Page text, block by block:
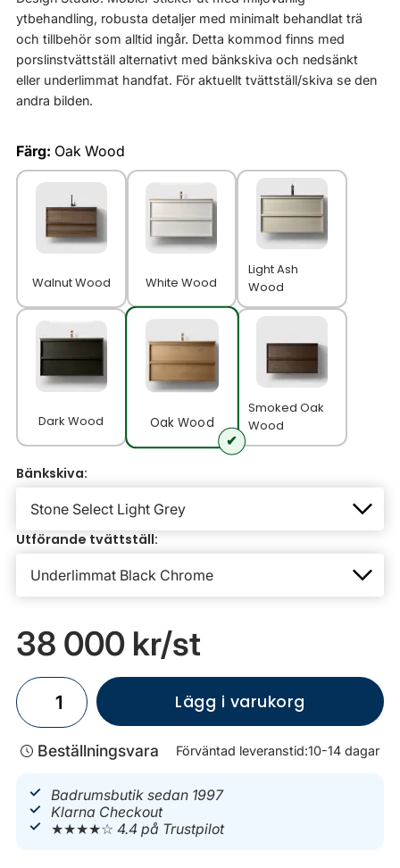
ytbehandling, robusta detaljer med minimalt behandlat trä
och tillbehör som alltid ingår. Detta kommod finns med
porslinstvättställ alternativt med bänkskiva och nedsänkt
eller underlimmat handfat. För aktuellt tvättställ/skiva se den
andra bilden.
Färg: Oak Wood
Walnut Wood White Wood
Light Ash
Wood
Dark Wood Oak Wood
Smoked Oak
Wood
Bänkskiva:
Utförande tvättställ:
38 000 kr/st
Lägg i varukorg
Beställningsvara Förväntad leveranstid:10-14 dagar
Badrumsbutik sedan 1997
Klarna Checkout
★★★★☆4.4 på Trustpilot